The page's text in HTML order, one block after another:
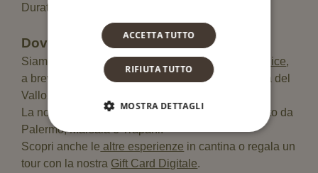
Durata: circa 2-2:30 ore
Dove ci troviamo
Siamo a Santa Ninfa (Trapani) , nellaValle del Belice,
a breve distanza da Selinunte,
Gibellina
e Mazara del
Vallo.
La nostra cantina è facilmente raggiungibile in auto da
Palermo, Marsala e Trapani.
Scopri anche le altre esperienze in cantina o regala un
tour con la nostra Gift Card Digitale.
ACCETTA TUTTO
RIFIUTA TUTTO
MOSTRA DETTAGLI